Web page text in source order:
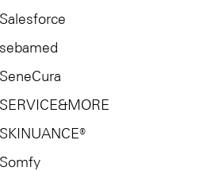
Salesforce
sebamed
SeneCura
SERVICE&MORE
SKINUANCE®
Somfy